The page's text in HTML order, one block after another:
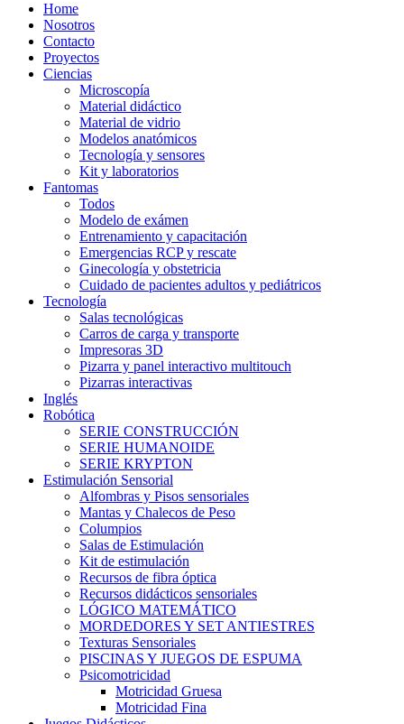
Home
Nosotros
Contacto
Proyectos
Ciencias
Microscopía
Material didáctico
Material de vidrio
Modelos anatómicos
Tecnología y sensores
Kit y laboratorios
Fantomas
Todos
Modelo de exámen
Entrenamiento y capacitación
Emergencias RCP y rescate
Ginecología y obstetricia
Cuidado de pacientes adultos y pediátricos
Tecnología
Salas tecnológicas
Carros de carga y transporte
Impresoras 3D
Pizarra y panel interactivo multitouch
Pizarras interactivas
Inglés
Robótica
SERIE CONSTRUCCIÓN
SERIE HUMANOIDE
SERIE KRYPTON
Estimulación Sensorial
Alfombras y Pisos sensoriales
Mantas y Chalecos de Peso
Columpios
Salas de Estimulación
Kit de estimulación
Recursos de fibra óptica
Recursos didácticos sensoriales
LÓGICO MATEMÁTICO
MORDEDORES Y SET ANTIESTRES
Texturas Sensoriales
PISCINAS Y JUEGOS DE ESPUMA
Psicomotricidad
Motricidad Gruesa
Motricidad Fina